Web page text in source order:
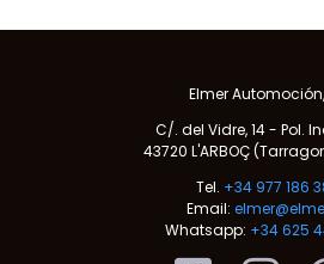
Elmer Automoción,
C/. del Vidre, 14 - Pol.
43720 L'ARBOÇ
Tel. +34 977 186
Email:
Whatsapp: +34 625